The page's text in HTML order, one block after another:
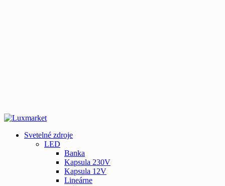
Svetelné zdroje
LED
Banka
Kapsula 230V
Kapsula 12V
Lineárne